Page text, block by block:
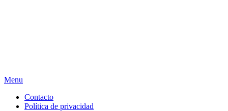
Skip
content
Menu
Contacto
Política de privacidad